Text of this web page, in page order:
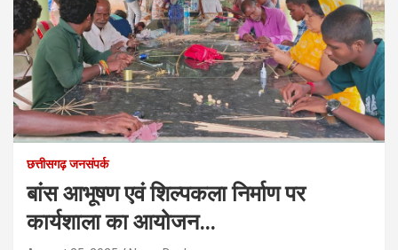
छत्तीसगढ़ जनसंपर्क
बांस आभूषण एवं शिल्पकला निर्माण पर
कार्यशाला का आयोजन…